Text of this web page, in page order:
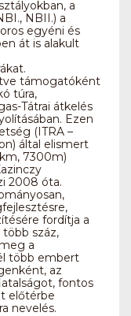
a
NBII.) a
egyéni és
át is alakult
támogatóként
túra,
Tátrai átkelés
Ezen
(ITRA –
által elismert
7300m)
2008 óta.
fordítja a
száz,
a
több embert
az
fontos
előtérbe
nevelés.